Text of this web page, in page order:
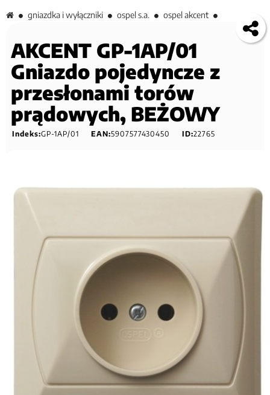
gniazdka i wyłączniki ospel s.a. ospel akcent
AKCENT GP-1AP/01
Gniazdo pojedyncze z
przesłonami torów
prądowych, BEŻOWY
Indeks:GP-1AP/01 EAN:5907577430450 ID:22765